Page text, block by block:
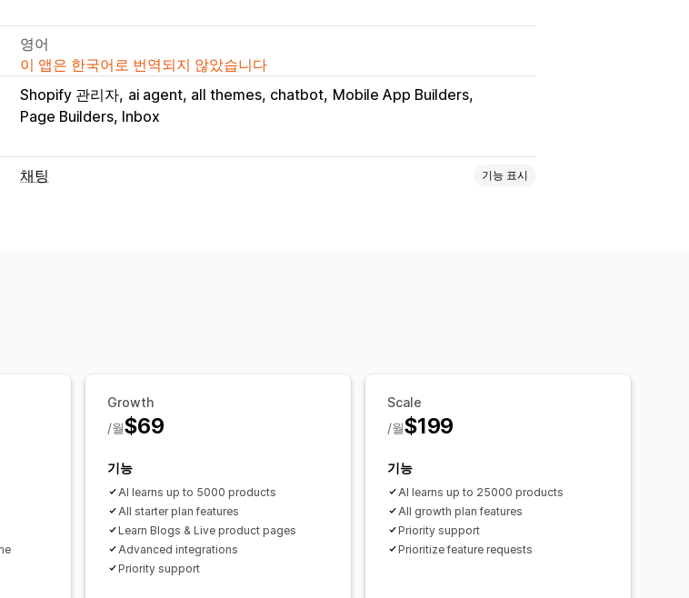
영어
이 앱은 한국어로 번역되지 않았습니다
Shopify 관리자 ai agent, all themes, chatbot Mobile App Builders
Page Builders, Inbox
채팅 기능 표시
이모티콘 및 스티커 채팅 버튼
에이전트 아바타
Growth
$69
/월
기능
AI learns up to 5000 products
All starter plan features
Learn Blogs & Live product pages
Advanced integrations
Priority support
Scale
$199
/월
기능
AI learns up to 25000 products
All growth plan features
Priority support
Prioritize feature requests